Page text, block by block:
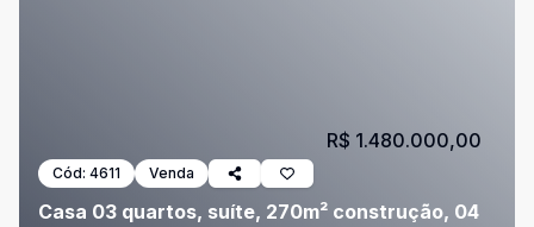
Cód: 4611 Venda
Casa 03 quartos, suíte, 270m² construção, 04
R$ 1.480.000,00